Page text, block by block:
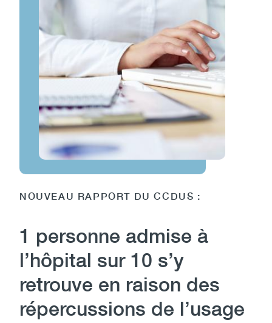
NOUVEAU RAPPORT DU CCDUS :
1 personne admise à
l’hôpital sur 10 s’y
retrouve en raison des
répercussions de l’usage